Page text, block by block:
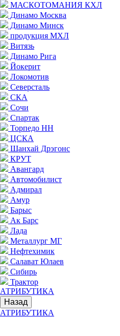
МАСКОТОМАНИЯ КХЛ
Динамо Москва
Динамо Минск
продукция МХЛ
Витязь
Динамо Рига
Йокерит
Локомотив
Северсталь
СКА
Сочи
Спартак
Торпедо НН
ЦСКА
Шанхай Дрэгонс
КРУТ
Авангард
Автомобилист
Адмирал
Амур
Барыс
Ак Барс
Лада
Металлург МГ
Нефтехимик
Салават Юлаев
Сибирь
Трактор
АТРИБУТИКА
Назад
АТРИБУТИКА